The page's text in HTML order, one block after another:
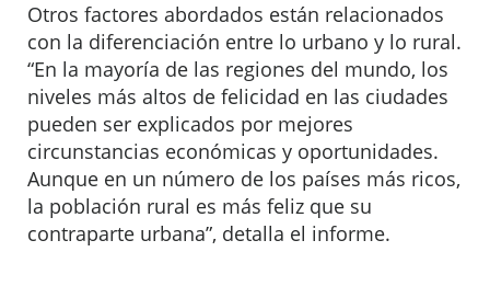
Otros factores abordados están relacionados
con la diferenciación entre lo urbano y lo rural.
“En la mayoría de las regiones del mundo, los
niveles más altos de felicidad en las ciudades
pueden ser explicados por mejores
circunstancias económicas y oportunidades.
Aunque en un número de los países más ricos,
la población rural es más feliz que su
contraparte urbana”, detalla el informe.